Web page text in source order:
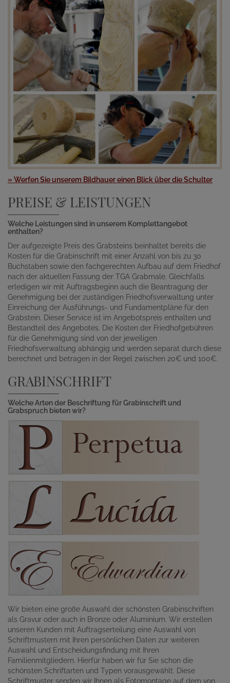
» Werfen Sie unserem Bildhauer einen Blick über die Schulter
PREISE & LEISTUNGEN
Welche Leistungen sind in unserem Komplettangebot
enthalten?
Der aufgezeigte Preis des Grabsteins beinhaltet bereits die
Kosten für die Grabinschrift mit einer Anzahl von bis zu 30
Buchstaben sowie den fachgerechten Aufbau auf dem Friedhof
nach der aktuellen Fassung der TGA Grabmale. Gleichfalls
erledigen wir mit Auftragsbeginn auch die Beantragung der
Genehmigung bei der zuständigen Friedhofsverwaltung unter
Einreichung der Ausführungs- und Fundamentpläne für den
Grabstein. Dieser Service ist im Angebotspreis enthalten und
Bestandteil des Angebotes. Die Kosten der Friedhofgebühren
für die Genehmigung sind von der jeweiligen
Friedhofsverwaltung abhängig und werden separat durch diese
berechnet und betragen in der Regel zwischen 20€ und 100€.
GRABINSCHRIFT
Welche Arten der Beschriftung für Grabinschrift und
Grabspruch bieten wir?
Wir bieten eine große Auswahl der schönsten Grabinschriften
als Gravur oder auch in Bronze oder Aluminium. Wir erstellen
unseren Kunden mit Auftragserteilung eine Auswahl von
Schriftmustern mit Ihren persönlichen Daten zur weiteren
Auswahl und Entscheidungsfindung mit Ihren
Familienmitgliedern. Hierfür haben wir für Sie schon die
schönsten Schriftarten und Typen vorausgewählt. Diese
Schriftmuster senden wir Ihnen als Fotomontage auf dem von